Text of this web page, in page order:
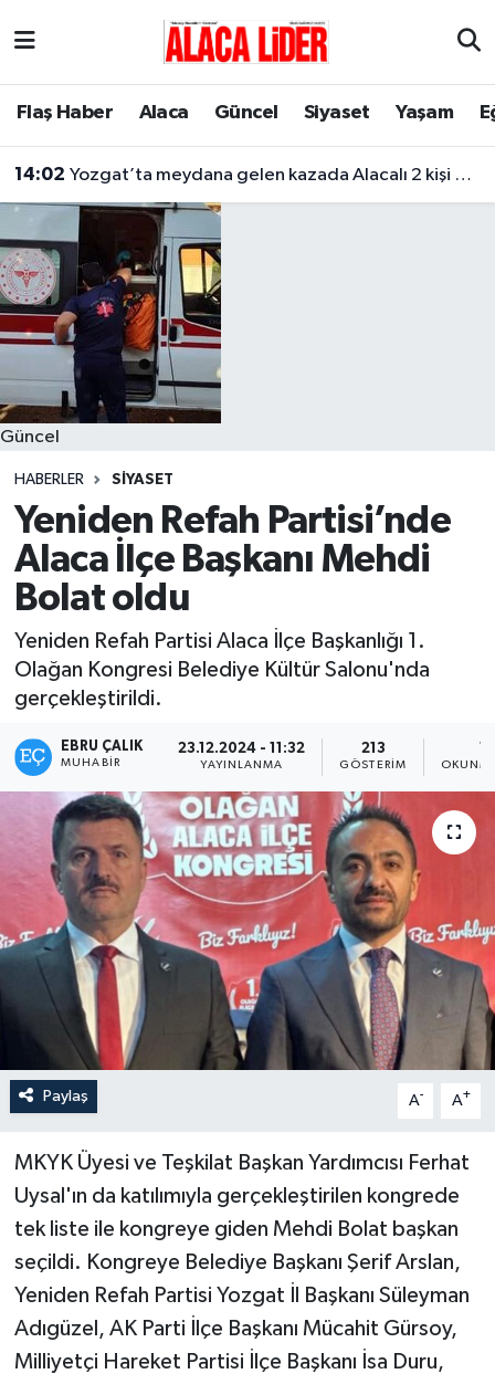
Flaş Haber Alaca Güncel Siyaset Yaşam
14:02 Yozgat’ta meydana gelen kazada Alacalı 2 kişi hayatını kaybetti
Güncel
HABERLER SIYASET
Yeniden Refah Partisi’nde
Alaca İlçe Başkanı Mehdi
Bolat oldu
Yeniden Refah Partisi Alaca İlçe Başkanlığı 1.
Olağan Kongresi Belediye Kültür Salonu'nda
gerçekleştirildi.
EBRU ÇALIK
MUHABIR
23.12.2024 - 11:32
YAYINLANMA
213
GÖSTERIM
Paylaş A- A+
MKYK Üyesi ve Teşkilat Başkan Yardımcısı Ferhat
Uysal'ın da katılımıyla gerçekleştirilen kongrede
tek liste ile kongreye giden Mehdi Bolat başkan
seçildi. Kongreye Belediye Başkanı Şerif Arslan,
Yeniden Refah Partisi Yozgat İl Başkanı Süleyman
Adıgüzel, AK Parti İlçe Başkanı Mücahit Gürsoy,
Milliyetçi Hareket Partisi İlçe Başkanı İsa Duru,
Çorum Nöbetçi Eczaneler
Çorum Trafik Yoğunluk Haritası
Süper Lig Puan Durumu ve Fikstür
Tüm Manşetler
Son Dakika Haberleri
Haber Arşivi